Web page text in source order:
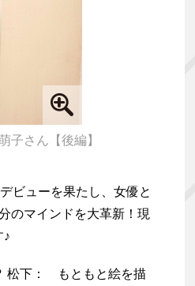
子さん【後編】
ビューを果たし、女優と
のマインドを大革新！現
♪
松下： もともと絵を描